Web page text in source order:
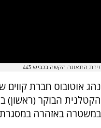
זירת התאונה הקשה בכביש 443
נהג אוטובוס חברת
במשטרה באזהרה